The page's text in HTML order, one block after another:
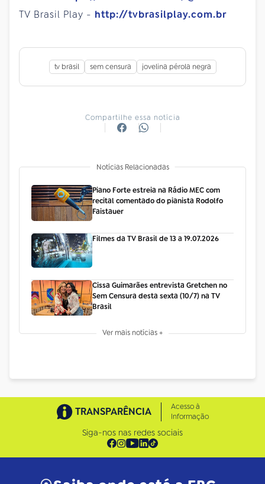
TV Brasil Play - http://tvbrasilplay.com.br
tv brasil sem censura jovelina pérola negra
Compartilhe essa notícia
Notícias Relacionadas
Piano Forte estreia na Rádio MEC com
recital comentado do pianista Rodolfo
Faistauer
Filmes da TV Brasil de 13 a 19.07.2026
Cissa Guimarães entrevista Gretchen no
Sem Censura desta sexta (10/7) na TV
Brasil
Ver mais notícias +
TRANSPARÊNCIA
Acesso à
Informação
Siga-nos nas redes sociais